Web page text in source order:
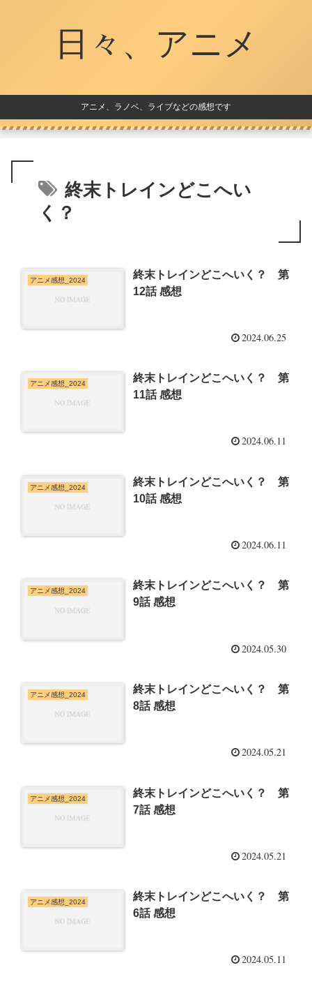
日々、アニメ
アニメ、ラノベ、ライブなどの感想です
終末トレインどこへい
く？
アニメ感想_2024
終末トレインどこへいく？ 第
12話 感想
2024.06.25
アニメ感想_2024
終末トレインどこへいく？ 第
11話 感想
2024.06.11
アニメ感想_2024
終末トレインどこへいく？ 第
10話 感想
2024.06.11
アニメ感想_2024
終末トレインどこへいく？ 第
9話 感想
2024.05.30
アニメ感想_2024
終末トレインどこへいく？ 第
8話 感想
2024.05.21
アニメ感想_2024
終末トレインどこへいく？ 第
7話 感想
2024.05.21
アニメ感想_2024
終末トレインどこへいく？ 第
6話 感想
2024.05.11